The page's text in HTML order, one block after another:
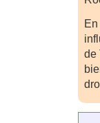
de